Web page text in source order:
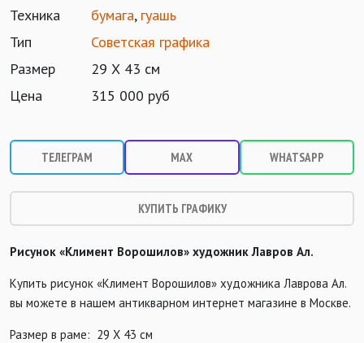
Техника
бумага, гуашь
Тип
Советская графика
Размер
29 Х 43 см
Цена
315 000 руб
ТЕЛЕГРАМ MAX WHATSAPP
КУПИТЬ ГРАФИКУ
Рисунок «Климент Ворошилов» художник Лавров Ал.
Купить рисунок «Климент Ворошилов» художника Лаврова Ал.
вы можете в нашем антикварном интернет магазине в Москве.
Размер в раме: 29 Х 43 см